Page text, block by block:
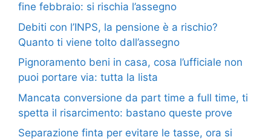
fine febbraio: si rischia l’assegno
Debiti con l’INPS, la pensione è a rischio?
Quanto ti viene tolto dall’assegno
Pignoramento beni in casa, cosa l’ufficiale non
puoi portare via: tutta la lista
Mancata conversione da part time a full time, ti
spetta il risarcimento: bastano queste prove
Separazione finta per evitare le tasse, ora si